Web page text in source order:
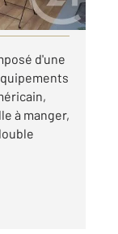
d'une
à manger,